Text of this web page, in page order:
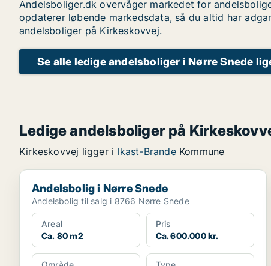
Andelsboliger.dk overvåger markedet for
opdaterer løbende markedsdata, så du altid har
andelsboliger på Kirkeskovvej.
Se alle ledige andelsboliger i Nørre Snede
Ledige andelsboliger på
Kirkeskovvej ligger i Ikast-BrandeKommune
Andelsbolig i Nørre Snede
Andelsbolig i Nørre Snede
Andelsbolig til salg i 8766 Nørre Snede
Areal
Ca. 80 m2
Pris
Ca. 600.000 kr.